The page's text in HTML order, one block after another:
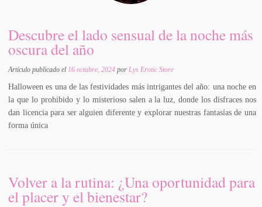
Descubre el lado sensual de la noche más
oscura del año
Artículo publicado el16 octubre, 2024 porLys Erotic Store
Halloween es una de las festividades más intrigantes del año: una noche en
la que lo prohibido y lo misterioso salen a la luz, donde los disfraces nos
dan licencia para ser alguien diferente y explorar nuestras fantasías de una
forma única
Volver a la rutina: ¿Una oportunidad para
el placer y el bienestar?